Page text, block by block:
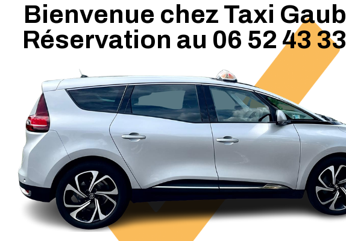
Bienvenue chez Taxi
Réservation au 06 52 43